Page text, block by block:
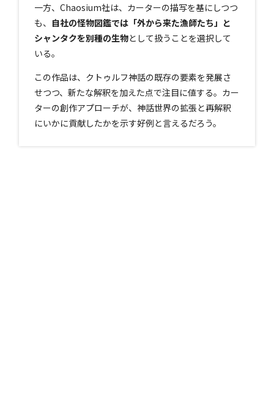
一方、Chaosium社は、カーターの描写を基にしつつ
も、 自社の怪物図鑑では「外から来た漁師たち」と
シャンタクを別種の生物として扱うことを選択して
いる。
この作品は、クトゥルフ神話の既存の要素を発展さ
せつつ、新たな解釈を加えた点で注目に値する。カー
ターの創作アプローチが、神話世界の拡張と再解釈
にいかに貢献したかを示す好例と言えるだろう。